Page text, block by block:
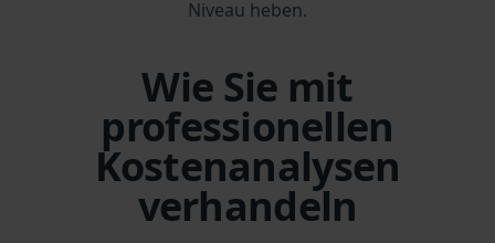
Niveau heben.
Wie Sie mit
professionellen
Kostenanalysen
verhandeln